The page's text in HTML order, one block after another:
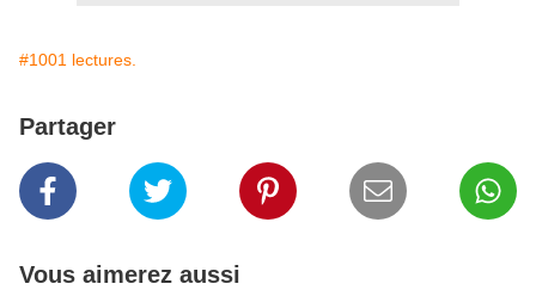
#1001 lectures.
Partager
Vous aimerez aussi